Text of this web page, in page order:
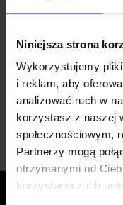
Niniejsza strona
Wykorzystujemy
i reklam, aby
analizować ruch w
korzystasz z naszej
społecznościowym,
Partnerzy mogą
otrzymanymi od
korzystania z ich
Wybierz